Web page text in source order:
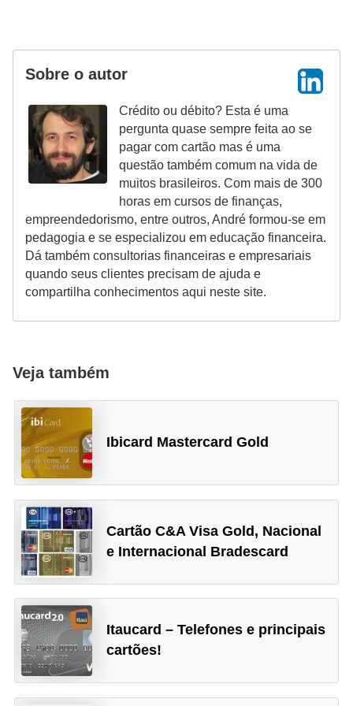
Sobre o autor
Crédito ou débito? Esta é uma
pergunta quase sempre feita ao se
pagar com cartão mas é uma
questão também comum na vida de
muitos brasileiros. Com mais de 300
horas em cursos de finanças,
empreendedorismo, entre outros, André formou-se em
pedagogia e se especializou em educação financeira.
Dá também consultorias financeiras e empresariais
quando seus clientes precisam de ajuda e
compartilha conhecimentos aqui neste site.
Veja também
Ibicard Mastercard Gold
Cartão C&A Visa Gold, Nacional
e Internacional Bradescard
Itaucard – Telefones e principais
cartões!
m
a
d
e
p
a
a
m
e
I
m
p
o
s
t
o
d
e
r
e
n
d